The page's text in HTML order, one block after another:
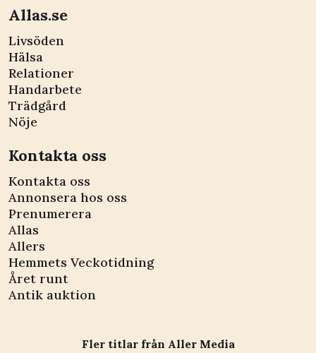
Allas.se
Livsöden
Hälsa
Relationer
Handarbete
Trädgård
Nöje
Kontakta oss
Kontakta oss
Annonsera hos oss
Prenumerera
Allas
Allers
Hemmets Veckotidning
Året runt
Antik auktion
Fler titlar från Aller Media